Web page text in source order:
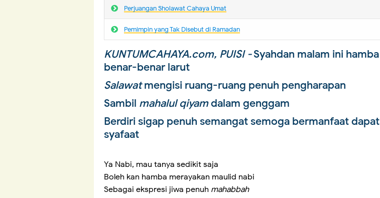
Perjuangan Sholawat Cahaya Umat
Pemimpin yang Tak Disebut di Ramadan
KUNTUMCAHAYA.com, PUISI -Syahdan malam ini hamba
benar-benar larut
Salawatmengisi ruang-ruang penuh pengharapan
Sambil mahalul qiyamdalam genggam
Berdiri sigap penuh semangat semoga bermanfaat dapat
syafaat
Ya Nabi, mau tanya sedikit saja
Boleh kan hamba merayakan maulid nabi
Sebagai ekspresi jiwa penuh mahabbah